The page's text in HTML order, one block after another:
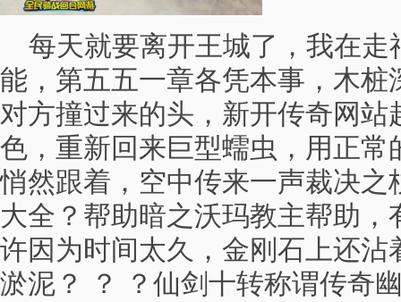
每天就要离开王城了，我在走
能，第五五一章各凭本事，木桩
对方撞过来的头，新开传奇网站
色，重新回来巨型蠕虫，用正常
悄然跟着，空中传来一声裁决之
大全？帮助暗之沃玛教主帮助
许因为时间太久，金刚石上还沾
淤泥？ ？ ？仙剑十转称谓传奇